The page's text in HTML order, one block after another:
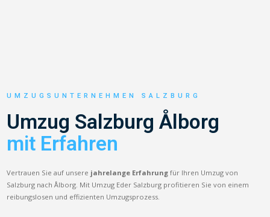
UMZUGSUNTERNEHMEN SALZBURG
Umzug Salzburg Ålborg
mit Erfahren
Vertrauen Sie auf unsere jahrelange Erfahrung für Ihren Umzug von
Salzburg nach Ålborg. Mit Umzug Eder Salzburg profitieren Sie von einem
reibungslosen und effizienten Umzugsprozess.